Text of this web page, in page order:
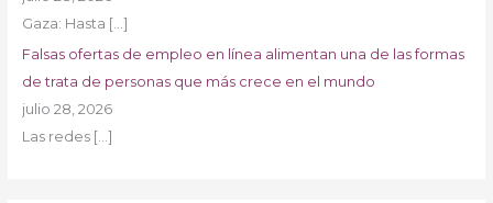
Gaza: Hasta […]
Falsas ofertas de empleo en línea alimentan una de las formas
de trata de personas que más crece en el mundo
julio 28, 2026
Las redes […]